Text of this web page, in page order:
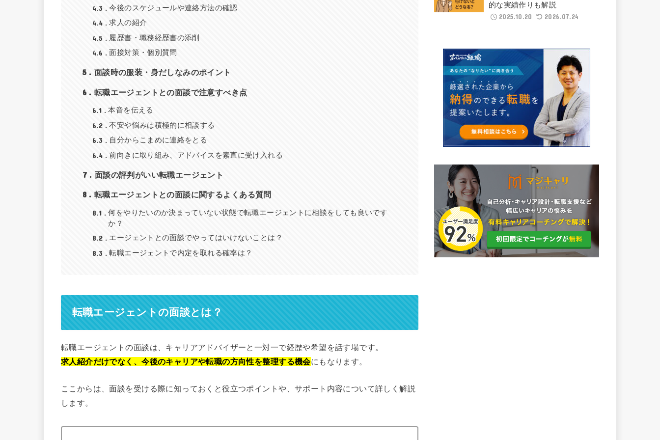
4.3 今後のスケジュールや連絡方法の確認
4.4 求人の紹介
4.5 履歴書・職務経歴書の添削
4.6 面接対策・個別質問
5 面談時の服装・身だしなみのポイント
6 転職エージェントとの面談で注意すべき点
6.1 本音を伝える
6.2 不安や悩みは積極的に相談する
6.3 自分からこまめに連絡をとる
6.4 前向きに取り組み、アドバイスを素直に受け入れる
7 面談の評判がいい転職エージェント
8 転職エージェントとの面談に関するよくある質問
8.1
何をやりたいのか決まっていない状態で転職エージェントに相談をしても良いです
か？
8.2 エージェントとの面談でやってはいけないことは？
8.3 転職エージェントで内定を取れる確率は？
転職エージェントの面談とは？
転職エージェントの面談は、キャリアアドバイザーと一対一で経歴や希望を話す場です。
求人紹介だけでなく、今後のキャリアや転職の方向性を整理する機会にもなります。
ここからは、面談を受ける際に知っておくと役立つポイントや、サポート内容について詳しく解説
します。
的な実績作りも解説
2025.10.20
2026.07.24